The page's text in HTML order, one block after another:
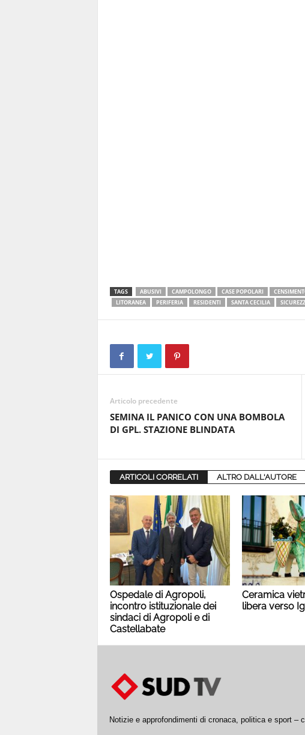
TAGS ABUSIVI CAMPOLONGO CASE POPOLARI
LITORANEA
PERIFERIA RESIDENTI SANTA CECILIA
Articolo precedente
SEMINA IL PANICO CON UNA BOMBOLA
DI GPL. STAZIONE BLINDATA
ARTICOLI CORRELATI ALTRO DALL'AUTORE
Ospedale di Agropoli,
incontro istituzionale dei
sindaci di Agropoli e di
Castellabate
Ceramica
libera verso
Notizie e approfondimenti di cronaca, politica e sport –